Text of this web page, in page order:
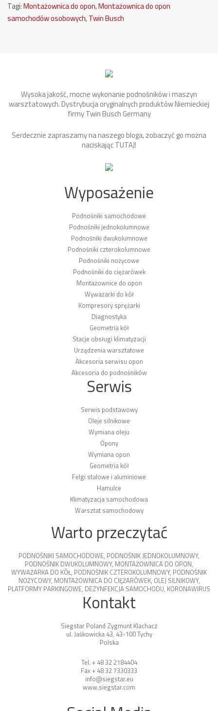
Tagi:Montażownica do opon,Montażownica do opon
samochodów osobowych,Twin Busch
Wysoka jakość, mocne wykonanie podnośników i maszyn
warsztatowych. Dystrybucja oryginalnych produktów Niemieckiej
firmy Twin Busch Germany
Serdecznie zapraszamy na naszego bloga, zobaczyć go można
naciskającTUTAJ!
Wyposażenie
Podnośniki samochodowe
Podnośniki jednokolumnowe
Podnośniki dwukolumnowe
Podnośniki czterokolumnowe
Podnośniki nożycowe
Podnośniki do ciężarówek
Montażownice do opon
Wyważarki do kół
Kompresory sprężarki
Diagnostyka
Geometria kół
Stacje obsługi klimatyzacji
Urządzenia warsztatowe
Akcesoria serwisu opon
Akcesoria do podnośników
Serwis
Serwis podstawowy
Oleje silnikowe
Wymiana oleju
Opony
Wymiana opon
Geometria kół
Felgi stalowe i aluminiowe
Hamulce
Klimatyzacja samochodowa
Warsztat samochodowy
Warto przeczytać
PODNOŚNIKI SAMOCHODOWE, PODNOŚNIK JEDNOKOLUMNOWY,
PODNOŚNIK DWUKOLUMNOWY, MONTAŻOWNICA DO OPON,
WYWAŻARKA DO KÓŁ, PODNOŚNIK CZTEROKOLUMNOWY, PODNOŚNIK
NOŻYCOWY, MONTAŻOWNICA DO CIĘŻARÓWEK, OLEJ SILNIKOWY,
PLATFORMY PARKINGOWE, DEZYNFEKCJA SAMOCHODU, KORONAWIRUS
Kontakt
Siegstar Poland Zygmunt Klachacz
ul. Jaśkowicka 43, 43-100 Tychy
Polska
Tel. + 48 32 2184404
Fax + 48 32 7330333
info@siegstar.eu
www.siegstar.com